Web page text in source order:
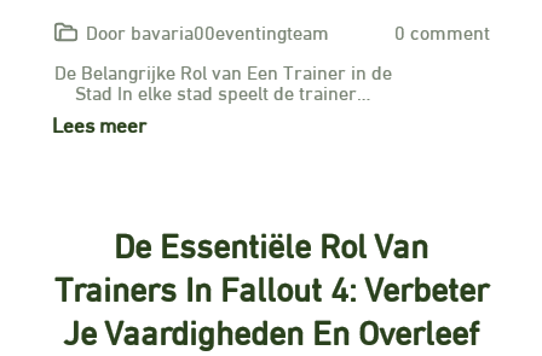
Door bavaria00eventingteam
0 comment
De Belangrijke Rol van Een Trainer in de
Stad In elke stad speelt de trainer…
Lees meer
De Essentiële Rol Van
Trainers In Fallout 4: Verbeter
Je Vaardigheden En Overleef